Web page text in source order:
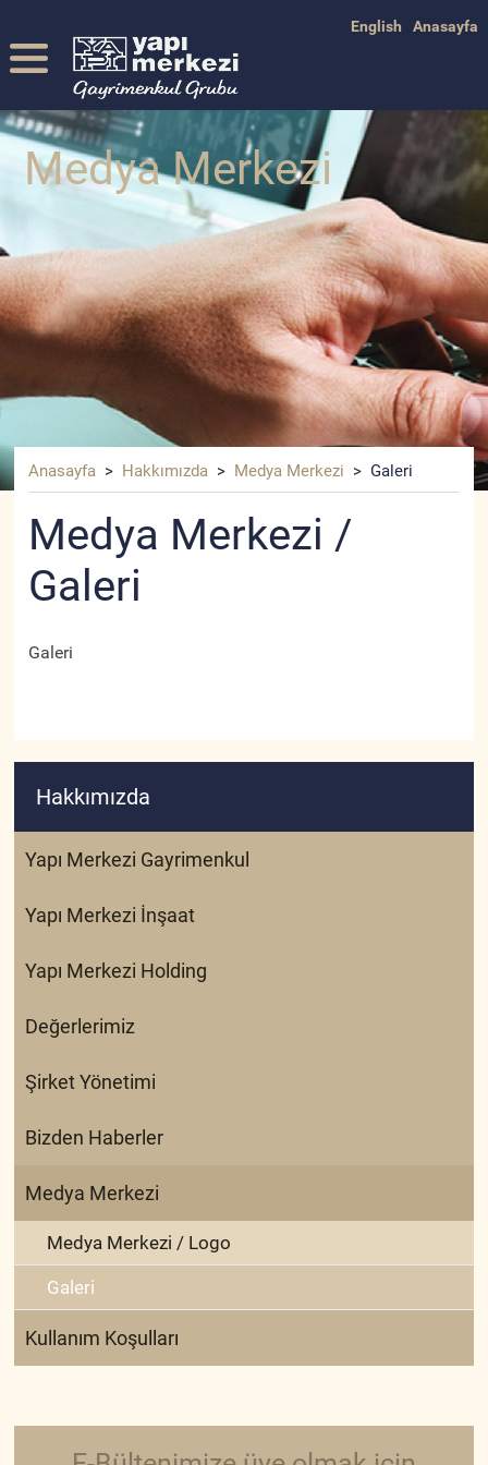
English Anasayfa
Medya Merkezi
Anasayfa > Hakkımızda > Medya Merkezi > Galeri
Medya Merkezi /
Galeri
Galeri
Hakkımızda
Yapı Merkezi Gayrimenkul
Yapı Merkezi İnşaat
Yapı Merkezi Holding
Değerlerimiz
Şirket Yönetimi
Bizden Haberler
Medya Merkezi
Medya Merkezi / Logo
Galeri
Kullanım Koşulları